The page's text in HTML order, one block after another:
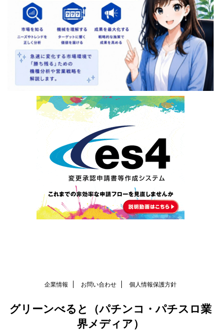
企業情報 お問い合わせ 個人情報保護方針
グリーンべると（パチンコ・パチスロ業
界メディア）